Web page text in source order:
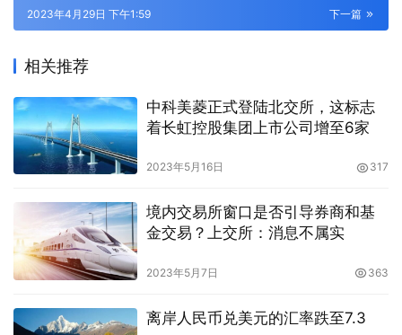
下一篇
2023年4月29日 下午1:59
相关推荐
中科美菱正式登陆北交所，这标志
着长虹控股集团上市公司增至6家
2023年5月16日 317
境内交易所窗口是否引导券商和基
金交易？上交所：消息不属实
2023年5月7日 363
离岸人民币兑美元的汇率跌至7.3